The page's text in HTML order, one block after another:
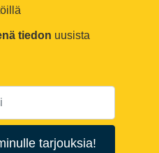
tiedon uusista
tarjouksia!